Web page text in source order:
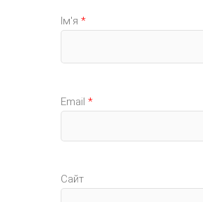
Ім'я *
Email *
Сайт